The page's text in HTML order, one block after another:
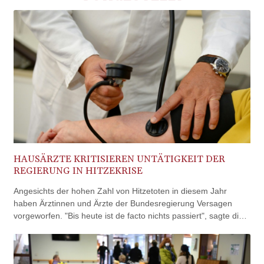
BND 1.480174
BOB 13.962133
BRL 5.888365
BSD 1.154364
BTN 109.858653
BWP 15.612571
BYN 3.417782
BYR
22583.287906
BZD 2.321631
CAD 1.616319
CDF
2603.991686
CHF 0.936072
CLP
1055.284416
CNY 7.776313
CNH 7.773295
COP
3641.393866
HAUSÄRZTE KRITISIEREN UNTÄTIGKEIT DER
REGIERUNG IN HITZEKRISE
Angesichts der hohen Zahl von Hitzetoten in diesem Jahr
haben Ärztinnen und Ärzte der Bundesregierung Versagen
vorgeworfen. "Bis heute ist de facto nichts passiert", sagte die
Nicola Buhlinger-Göpfarth, der "Rheinischen Post"
(Freitagsausgabe). Sie äußerte sich anlässlich der